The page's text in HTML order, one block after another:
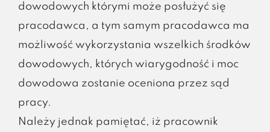
dowodowych którymi może posłużyć się
pracodawca, a tym samym pracodawca ma
możliwość wykorzystania wszelkich środków
dowodowych, których wiarygodność i moc
dowodowa zostanie oceniona przez sąd
pracy.
Należy jednak pamiętać, iż pracownik